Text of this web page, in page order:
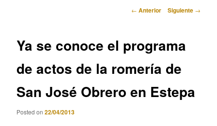
Navegación
← Anterior Siguiente →
Ya se conoce el programa
de actos de la romería de
San José Obrero en Estepa
Posted on22/04/2013